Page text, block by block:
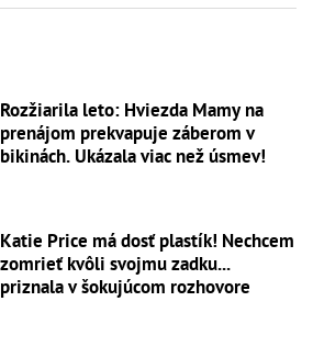
Rozžiarila leto: Hviezda Mamy na
prenájom prekvapuje záberom v
bikinách. Ukázala viac než úsmev!
Katie Price má dosť plastík! Nechcem
zomrieť kvôli svojmu zadku...
priznala v šokujúcom rozhovore